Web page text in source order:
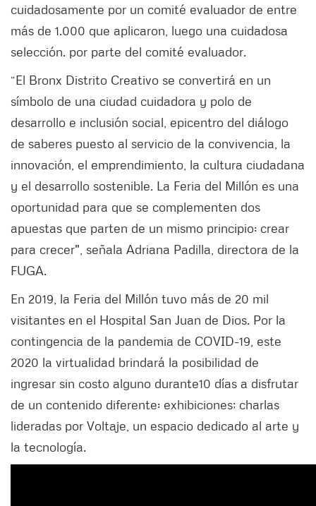
cuidadosamente por un comité evaluador de entre
más de 1.000 que aplicaron, luego una cuidadosa
selección. por parte del comité evaluador.
“El Bronx Distrito Creativo se convertirá en un
símbolo de una ciudad cuidadora y polo de
desarrollo e inclusión social, epicentro del diálogo
de saberes puesto al servicio de la convivencia, la
innovación, el emprendimiento, la cultura ciudadana
y el desarrollo sostenible. La Feria del Millón es una
oportunidad para que se complementen dos
apuestas que parten de un mismo principio: crear
para crecer", señala Adriana Padilla, directora de la
FUGA.
En 2019, la Feria del Millón tuvo más de 20 mil
visitantes en el Hospital San Juan de Dios. Por la
contingencia de la pandemia de COVID-19, este
2020 la virtualidad brindará la posibilidad de
ingresar sin costo alguno durante10 días a disfrutar
de un contenido diferente: exhibiciones; charlas
lideradas por Voltaje, un espacio dedicado al arte y
la tecnología.